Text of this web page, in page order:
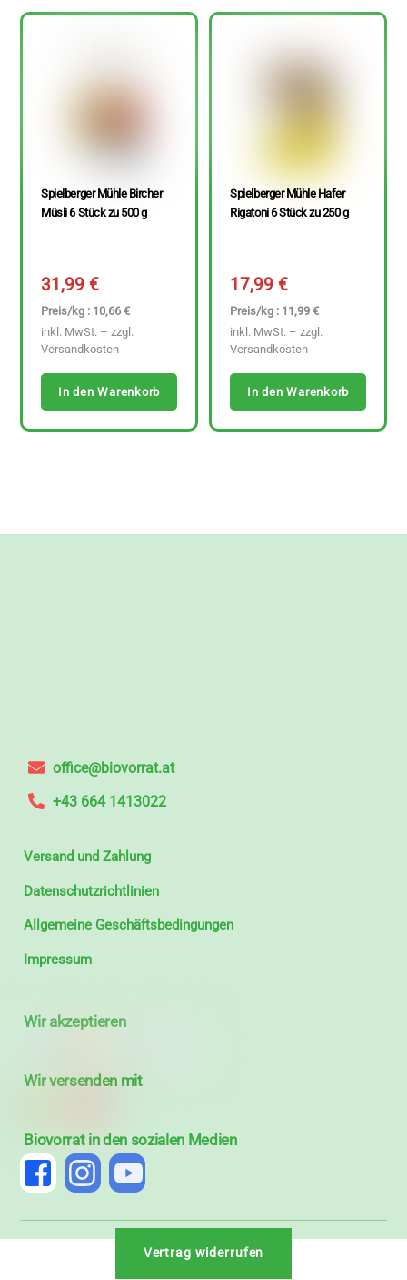
Spielberger Mühle Bircher
Müsli 6 Stück zu 500 g
31,99€
Preis/kg : 10,66 €
inkl. MwSt. – zzgl.
Versandkosten
In den Warenkorb
Spielberger Mühle Hafer
Rigatoni 6 Stück zu 250 g
17,99€
Preis/kg : 11,99 €
inkl. MwSt. – zzgl.
Versandkosten
In den Warenkorb
office@biovorrat.at
+43 664 1413022
Versand und Zahlung
Datenschutzrichtlinien
Allgemeine Geschäftsbedingungen
Impressum
Wir akzeptieren
Wir versenden mit
Biovorrat in den sozialen Medien
Vertrag widerrufen